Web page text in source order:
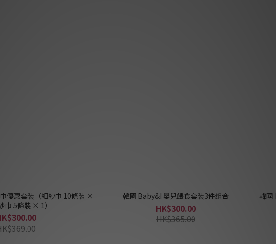
優惠套裝（細紗巾 10條裝 ×
巾 5條裝 × 1）
韓國 Baby&I 嬰兒餵食套裝3件组合
HK$300.00
HK$365.00
韓國